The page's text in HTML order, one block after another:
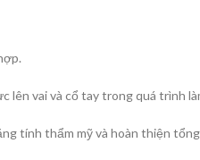
lên vai và cổ tay trong quá trình
tính thẩm mỹ và hoàn thiện